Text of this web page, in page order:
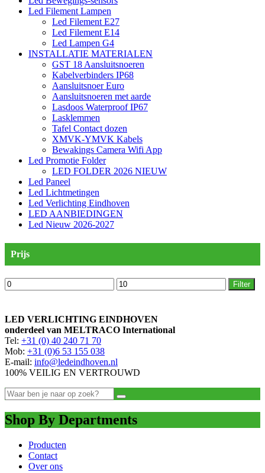
Led Filement Lampen
Led Filement E27
Led Filement E14
Led Lampen G4
INSTALLATIE MATERIALEN
GST 18 Aansluitsnoeren
Kabelverbinders IP68
Aansluitsnoer Euro
Aansluitsnoeren met aarde
Lasdoos Waterproof IP67
Lasklemmen
Tafel Contact dozen
XMVK-YMVK Kabels
Bewakings Camera Wifi App
Led Promotie Folder
LED FOLDER 2026 NIEUW
Led Paneel
Led Lichtmetingen
Led Verlichting Eindhoven
LED AANBIEDINGEN
Led Nieuw 2026-2027
Prijs
Min.
prijs
Max.
prijs
Filter
LED VERLICHTING EINDHOVEN
onderdeel van MELTRACO International
Tel: +31 (0) 40 240 71 70
Mob: +31 (0)6 53 155 038
E-mail: info@ledeindhoven.nl
100% VEILIG EN VERTROUWD
Shop By Departments
Producten
Contact
Over ons